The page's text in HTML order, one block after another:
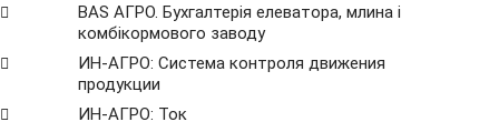
BAS АГРО. Бухгалтерія елеватора, млина і
комбікормового заводу
ИН-АГРО: Система контроля движения
продукции
ИН-АГРО: Ток